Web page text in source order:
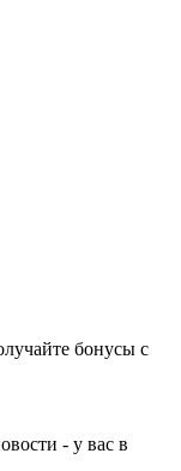
бонусы с
- у вас в